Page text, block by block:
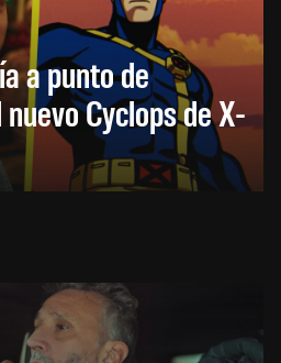
a punto de
Cyclops de X-